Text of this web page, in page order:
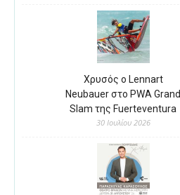
Χρυσός ο Lennart
Neubauer στο PWA Grand
Slam της Fuerteventura
30 Ιουλίου 2026